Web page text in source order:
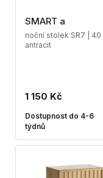
SMART a
noční stolek SR7 | 40
antracit
1 150 Kč
Dostupnost do 4-6
týdnů